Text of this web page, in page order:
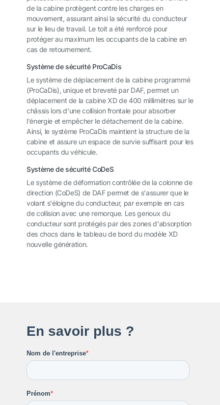
de la cabine protègent contre les charges en
mouvement, assurant ainsi la sécurité du conducteur
sur le lieu de travail. Le toit a été renforcé pour
protéger au maximum les occupants de la cabine en
cas de retournement.
Système de sécurité ProCaDis
Le système de déplacement de la cabine programmé
(ProCaDis), unique et breveté par DAF, permet un
déplacement de la cabine XD de 400 millimètres sur le
châssis lors d'une collision frontale pour absorber
l'énergie et empêcher le détachement de la cabine.
Ainsi, le système ProCaDis maintient la structure de la
cabine et assure un espace de survie suffisant pour les
occupants du véhicule.
Système de sécurité CoDeS
Le système de déformation contrôlée de la colonne de
direction (CoDeS) de DAF permet de s'assurer que le
volant s'éloigne du conducteur, par exemple en cas
de collision avec une remorque. Les genoux du
conducteur sont protégés par des zones d'absorption
des chocs dans le tableau de bord du modèle XD
nouvelle génération.